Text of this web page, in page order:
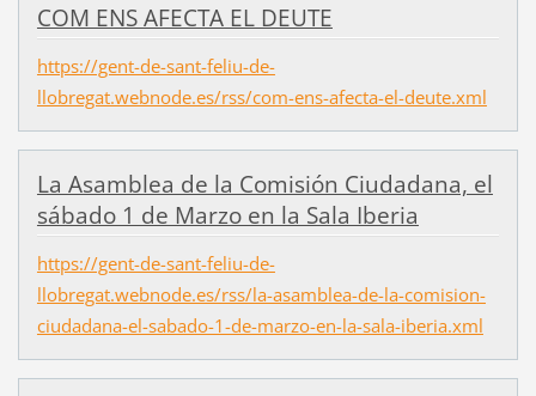
COM ENS AFECTA EL DEUTE
https://gent-de-sant-feliu-de-
llobregat.webnode.es/rss/com-ens-afecta-el-deute.xml
La Asamblea de la Comisión Ciudadana, el
sábado 1 de Marzo en la Sala Iberia
https://gent-de-sant-feliu-de-
llobregat.webnode.es/rss/la-asamblea-de-la-comision-
ciudadana-el-sabado-1-de-marzo-en-la-sala-iberia.xml